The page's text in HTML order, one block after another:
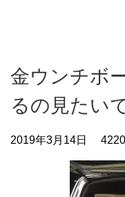
金ウンチボ
るの見たい
2019年3月14日